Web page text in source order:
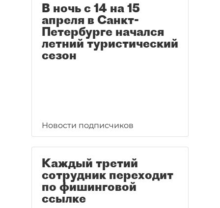
В ночь с 14 на 15
апреля в Санкт-
Петербурге начался
летний туристический
сезон
Новости подписчиков
Каждый третий
сотрудник переходит
по фишинговой
ссылке